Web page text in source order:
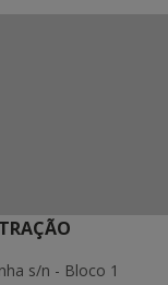
s/n - Bloco 1